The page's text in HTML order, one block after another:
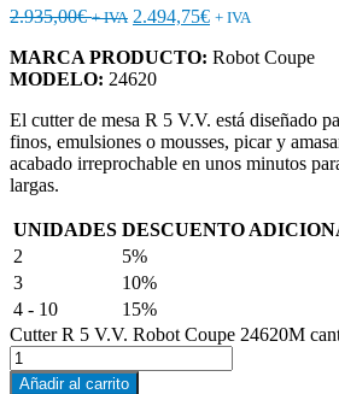
2.935,00€ + IVA 2.494,75€ + IVA
MARCA PRODUCTO: Robot Coupe
MODELO: 24620
El cutter de mesa R 5 V.V. está diseñado
finos, emulsiones o mousses, picar y
acabado irreprochable en unos minutos
largas.
UNIDADES DESCUENTO
2
5%
3
10%
4 - 10
15%
Cutter R 5 V.V. Robot Coupe 24620M
Añadir al carrito